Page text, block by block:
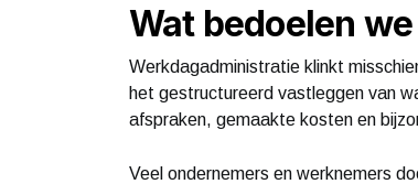
Wat bedoelen
Werkdagadministratie klinkt
het gestructureerd vastleggen van
afspraken, gemaakte kosten en
Veel ondernemers en werknemers